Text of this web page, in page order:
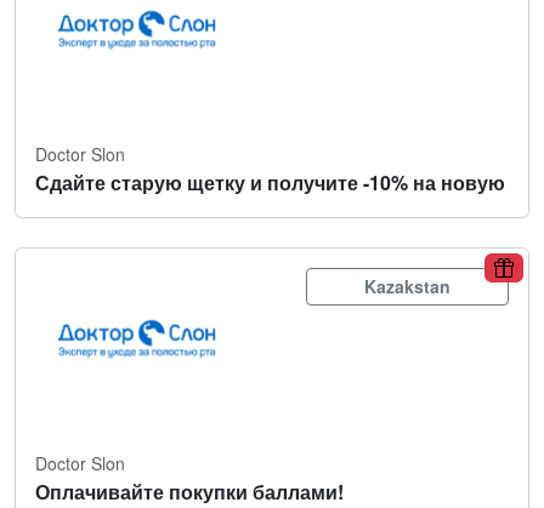
Doctor Slon
Сдайте старую щетку и получите -10% на новую
Kazakstan
Doctor Slon
Оплачивайте покупки баллами!